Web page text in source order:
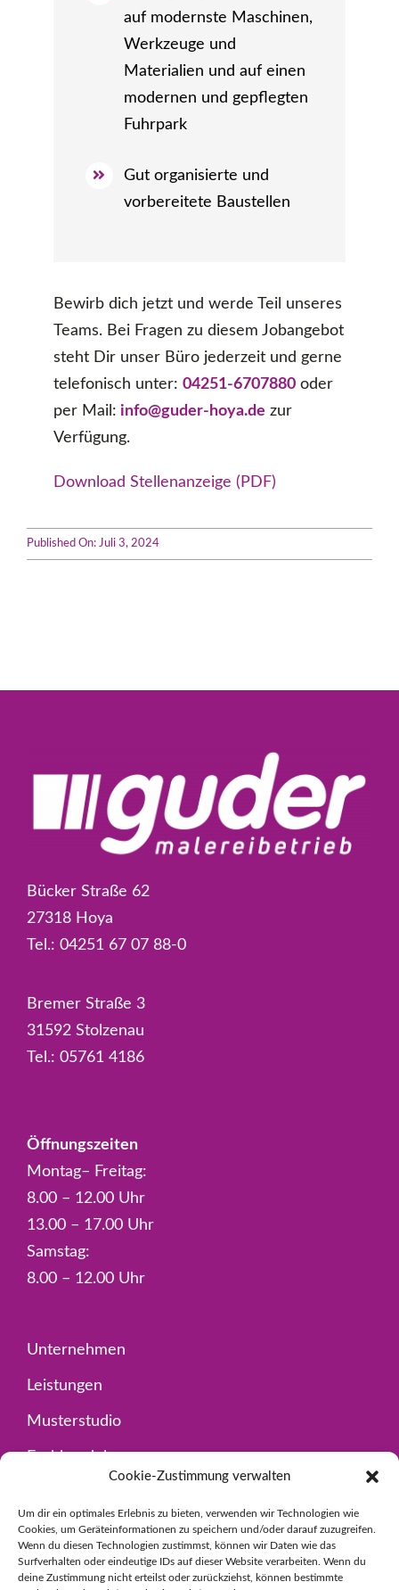
Cookie-Zustimmung verwalten
Um dir ein optimales Erlebnis zu bieten, verwenden wir Technologien wie
Cookies, um Geräteinformationen zu speichern und/oder darauf zuzugreifen.
Wenn du diesen Technologien zustimmst, können wir Daten wie das
Surfverhalten oder eindeutige IDs auf dieser Website verarbeiten. Wenn du
deine Zustimmung nicht erteilst oder zurückziehst, können bestimmte
auf modernste Maschinen,
Werkzeuge und
Materialien und auf einen
modernen und gepflegten
Fuhrpark
Gut organisierte und
vorbereitete Baustellen
Bewirb dich jetzt und werde Teil unseres
Teams. Bei Fragen zu diesem Jobangebot
steht Dir unser Büro jederzeit und gerne
telefonisch unter: 04251-6707880oder
per Mail: info@guder-hoya.de zur
Verfügung.
Download Stellenanzeige (PDF)
Published On: Juli 3, 2024
Bücker Straße 62
27318 Hoya
Tel.: 04251 67 07 88-0
Bremer Straße 3
31592 Stolzenau
Tel.: 05761 4186
Öffnungszeiten
Montag– Freitag:
8.00 – 12.00 Uhr
13.00 – 17.00 Uhr
Samstag:
8.00 – 12.00 Uhr
Unternehmen
Leistungen
Musterstudio
Fachhandel
Kontakt
Impressum
Datenschutz